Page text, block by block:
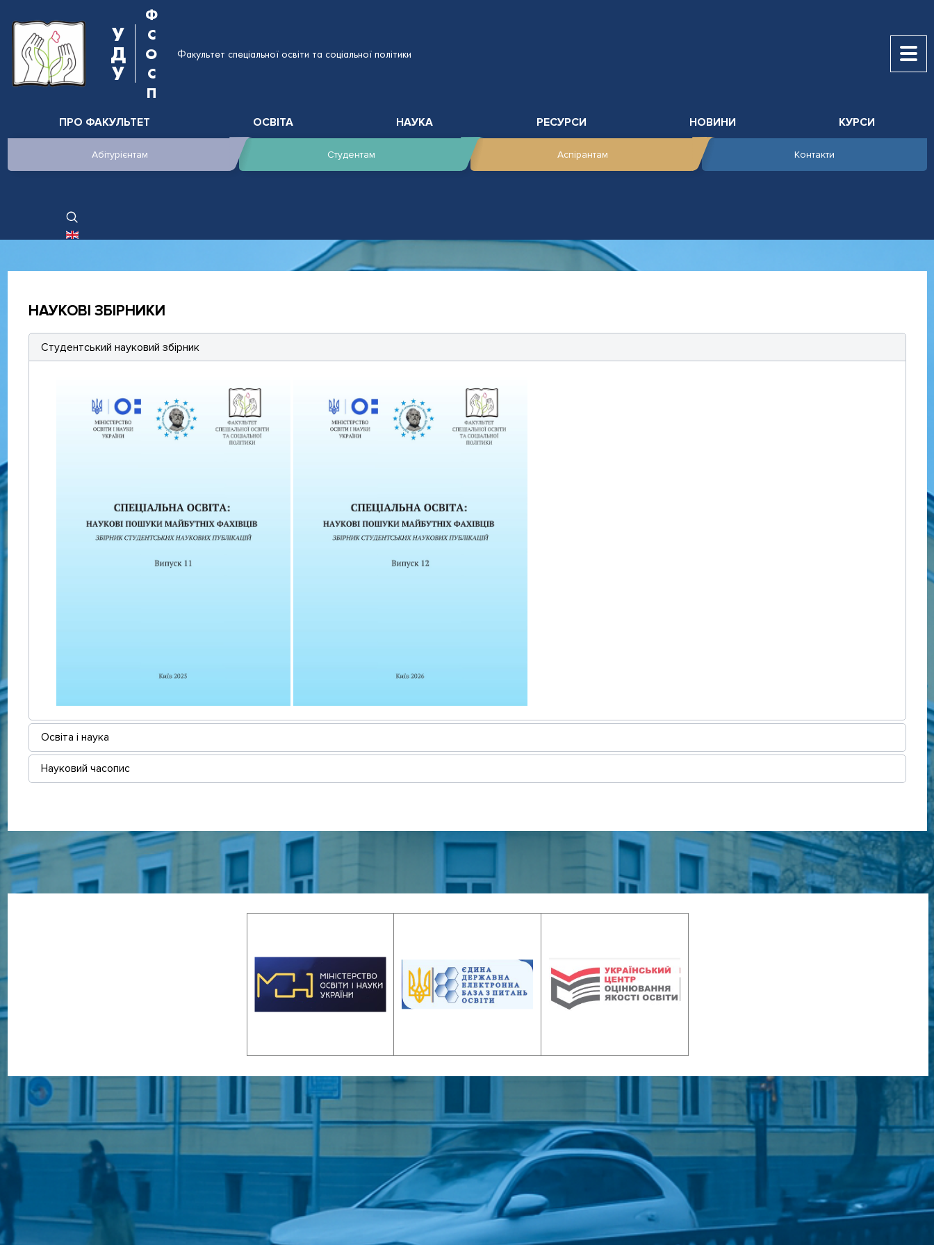
У
Д
У
Ф
С
О
С
П
Факультет спеціальної освіти та соціальної політики
ПРО ФАКУЛЬТЕТ ОСВІТА НАУКА РЕСУРСИ НОВИНИ КУРСИ
Абітурієнтам Студентам Аспірантам Контакти
ОБЕРІТЬ СВОЮ МОВУ
НАУКОВІ ЗБІРНИКИ
Студентський науковий збірник
Освіта і наука
Науковий часопис